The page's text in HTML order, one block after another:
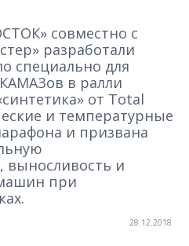
совместно с
разработали
специально для
в ралли
от Total
и температурные
и призвана
выносливость и
при
28.12.2018